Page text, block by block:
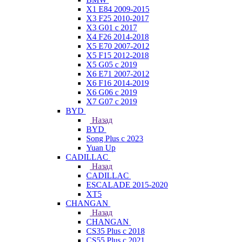
X1 E84 2009-2015
X3 F25 2010-2017
X3 G01 с 2017
X4 F26 2014-2018
X5 E70 2007-2012
X5 F15 2012-2018
X5 G05 с 2019
X6 E71 2007-2012
X6 F16 2014-2019
X6 G06 с 2019
X7 G07 с 2019
BYD
Назад
BYD
Song Plus с 2023
Yuan Up
CADILLAC
Назад
CADILLAC
ESСALADE 2015-2020
XT5
CHANGAN
Назад
CHANGAN
CS35 Plus с 2018
CS55 Plus с 2021